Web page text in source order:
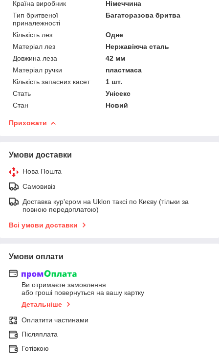
Країна виробник
Німеччина
Тип бритвеної
приналежності
Багаторазова бритва
Кількість лез
Одне
Матеріал лез
Нержавіюча сталь
Довжина леза
42 мм
Матеріал ручки
пластмаса
Кількість запасних касет
1 шт.
Стать
Унісекс
Стан
Новий
Приховати
Умови доставки
Нова Пошта
Самовивіз
Доставка кур'єром на Uklon таксі по Києву (тільки за
повною передоплатою)
Всі умови доставки
Умови оплати
Ви отримаєте замовлення
або гроші повернуться на вашу картку
Детальніше
Оплатити частинами
Післяплата
Готівкою